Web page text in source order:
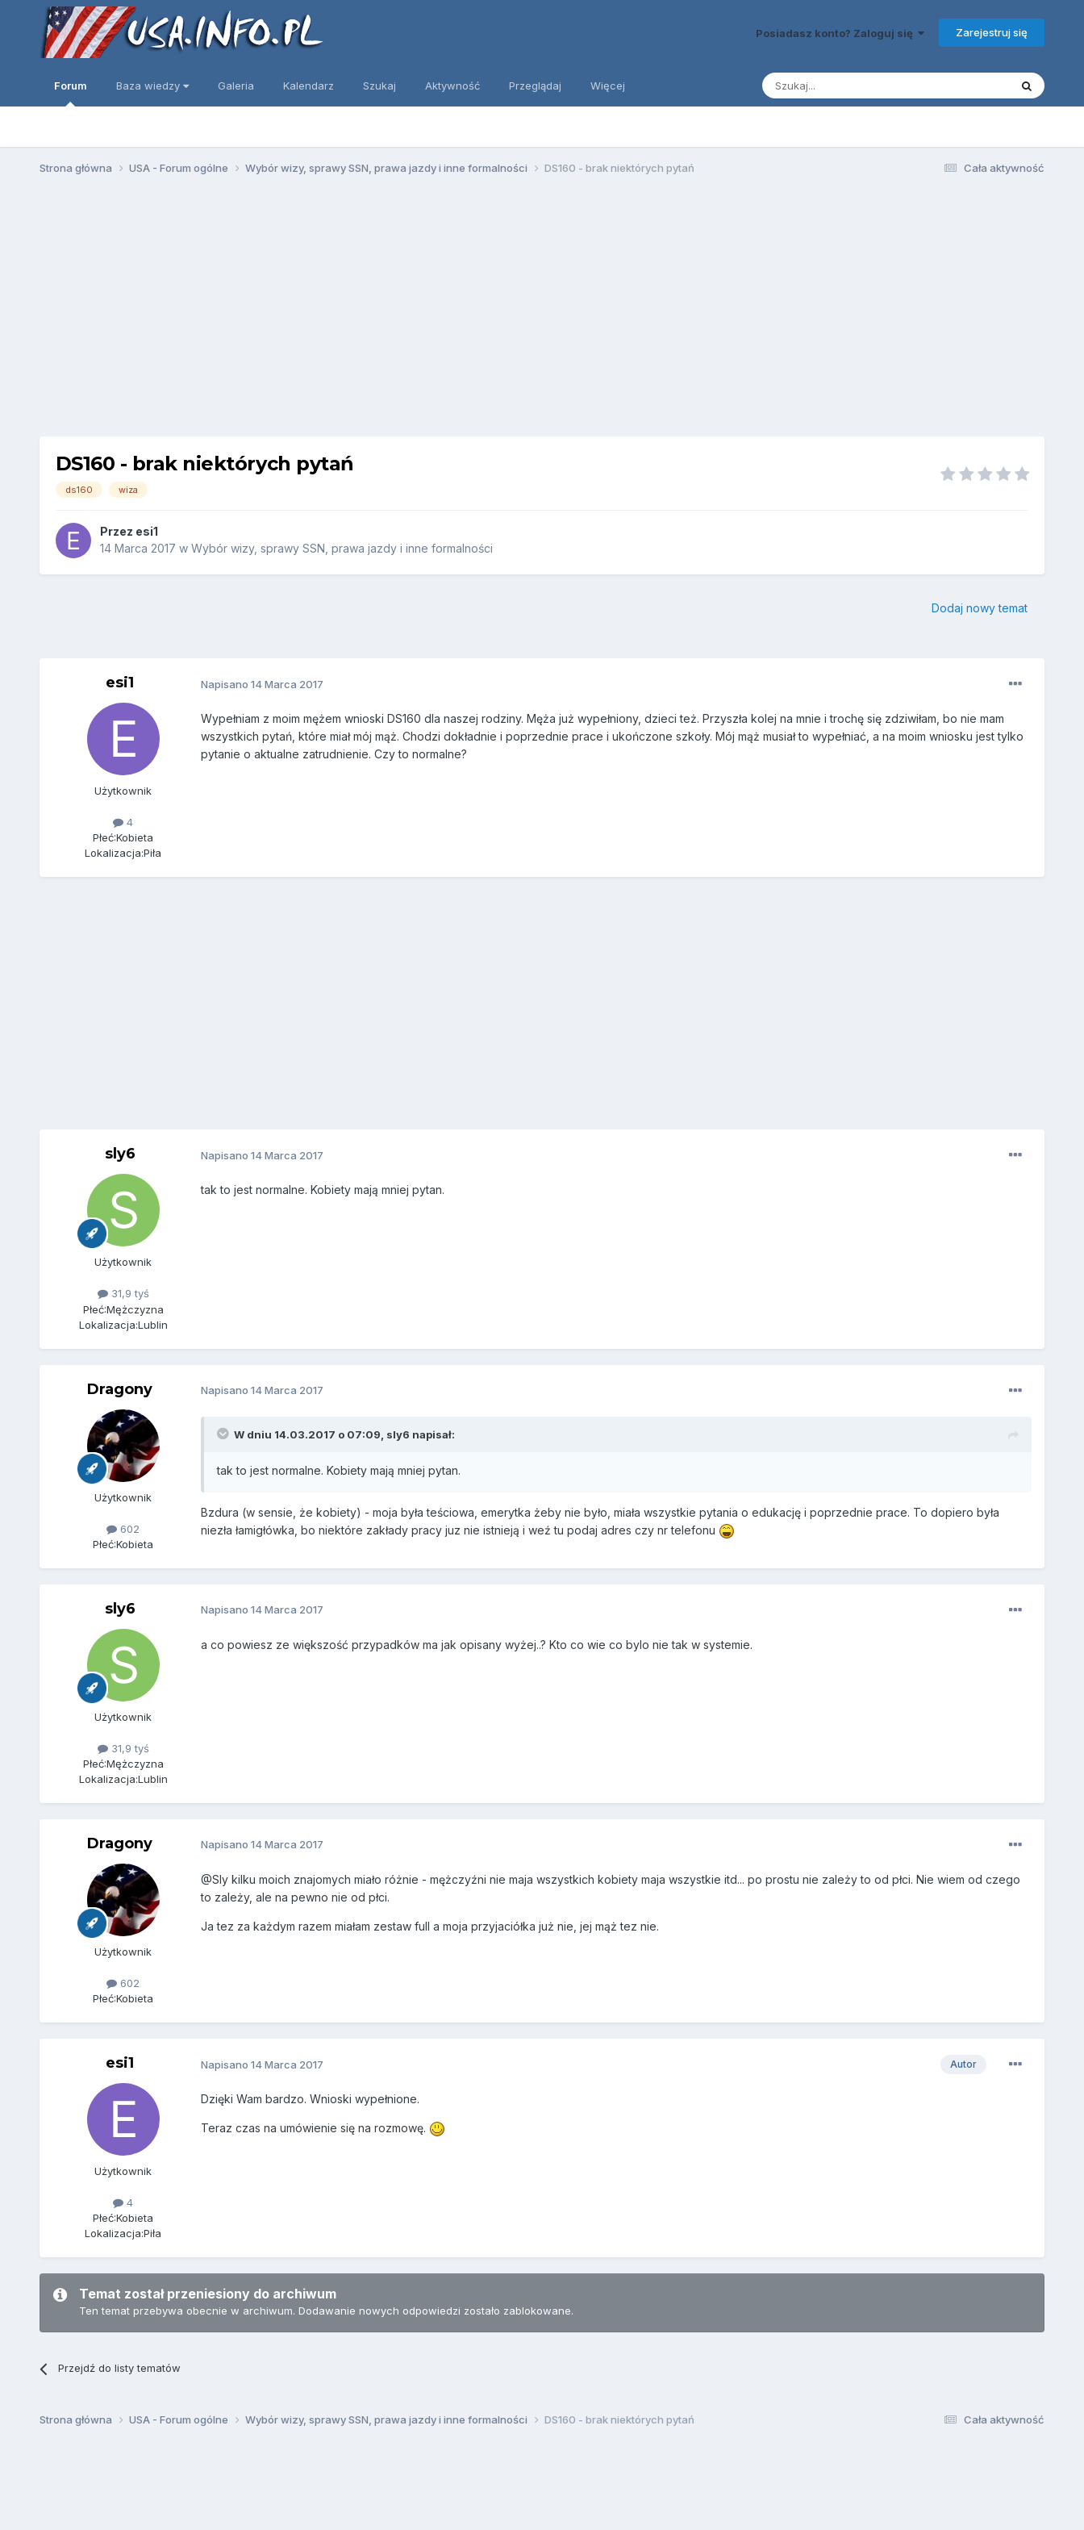
Posiadasz konto? Zaloguj się Zarejestruj się
Forum Baza wiedzy Galeria Kalendarz Szukaj Aktywność Przeglądaj Więcej
Cała aktywność
Strona główna USA - Forum ogólne Wybór wizy, sprawy SSN, prawa jazdy i inne formalności DS160 - brak niektórych pytań
DS160 - brak niektórych pytań
ds160 wiza
Przez esi1
14 Marca 2017 w Wybór wizy, sprawy SSN, prawa jazdy i inne formalności
Dodaj nowy temat
esi1
Użytkownik
4
Płeć:Kobieta
Lokalizacja:Piła
Napisano 14 Marca 2017
Wypełniam z moim mężem wnioski DS160 dla naszej rodziny. Męża już wypełniony, dzieci też. Przyszła kolej na mnie i trochę się zdziwiłam, bo nie mam
wszystkich pytań, które miał mój mąż. Chodzi dokładnie i poprzednie prace i ukończone szkoły. Mój mąż musiał to wypełniać, a na moim wniosku jest tylko
pytanie o aktualne zatrudnienie. Czy to normalne?
sly6
Użytkownik
31,9 tyś
Płeć:Mężczyzna
Lokalizacja:Lublin
Napisano 14 Marca 2017
tak to jest normalne. Kobiety mają mniej pytan.
Dragony
Użytkownik
602
Płeć:Kobieta
Napisano 14 Marca 2017
W dniu 14.03.2017 o 07:09, sly6 napisał:
tak to jest normalne. Kobiety mają mniej pytan.
Bzdura (w sensie, że kobiety) - moja była teściowa, emerytka żeby nie było, miała wszystkie pytania o edukację i poprzednie prace. To dopiero była
niezła łamigłówka, bo niektóre zakłady pracy juz nie istnieją i weź tu podaj adres czy nr telefonu
sly6
Użytkownik
31,9 tyś
Płeć:Mężczyzna
Lokalizacja:Lublin
Napisano 14 Marca 2017
a co powiesz ze większość przypadków ma jak opisany wyżej..? Kto co wie co bylo nie tak w systemie.
Dragony
Użytkownik
602
Płeć:Kobieta
Napisano 14 Marca 2017
@Sly kilku moich znajomych miało różnie - mężczyźni nie maja wszystkich kobiety maja wszystkie itd... po prostu nie zależy to od płci. Nie wiem od czego
to zależy, ale na pewno nie od płci.
Ja tez za każdym razem miałam zestaw full a moja przyjaciółka już nie, jej mąż tez nie.
esi1
Użytkownik
4
Płeć:Kobieta
Lokalizacja:Piła
Autor
Napisano 14 Marca 2017
Dzięki Wam bardzo. Wnioski wypełnione.
Teraz czas na umówienie się na rozmowę.
Temat został przeniesiony do archiwum
Ten temat przebywa obecnie w archiwum. Dodawanie nowych odpowiedzi zostało zablokowane.
Przejdź do listy tematów
Cała aktywność
Strona główna USA - Forum ogólne Wybór wizy, sprawy SSN, prawa jazdy i inne formalności DS160 - brak niektórych pytań